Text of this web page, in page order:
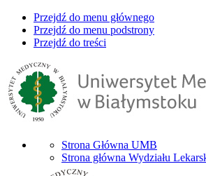
Przejdź do menu głównego
Przejdź do menu podstrony
Przejdź do treści
Strona Główna UMB
Strona główna Wydziału